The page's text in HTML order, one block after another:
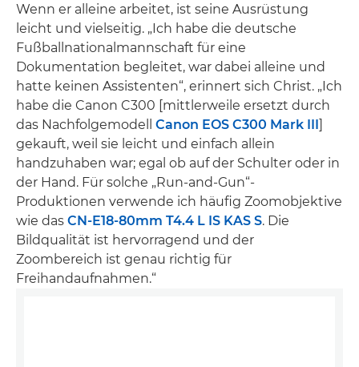
Wenn er alleine arbeitet, ist seine Ausrüstung
leicht und vielseitig. „Ich habe die deutsche
Fußballnationalmannschaft für eine
Dokumentation begleitet, war dabei alleine und
hatte keinen Assistenten“, erinnert sich Christ. „Ich
habe die Canon C300 [mittlerweile ersetzt durch
das Nachfolgemodell Canon EOS C300 Mark III]
gekauft, weil sie leicht und einfach allein
handzuhaben war; egal ob auf der Schulter oder in
der Hand. Für solche „Run-and-Gun“-
Produktionen verwende ich häufig Zoomobjektive
wie das CN-E18-80mm T4.4 L IS KAS S. Die
Bildqualität ist hervorragend und der
Zoombereich ist genau richtig für
Freihandaufnahmen.“